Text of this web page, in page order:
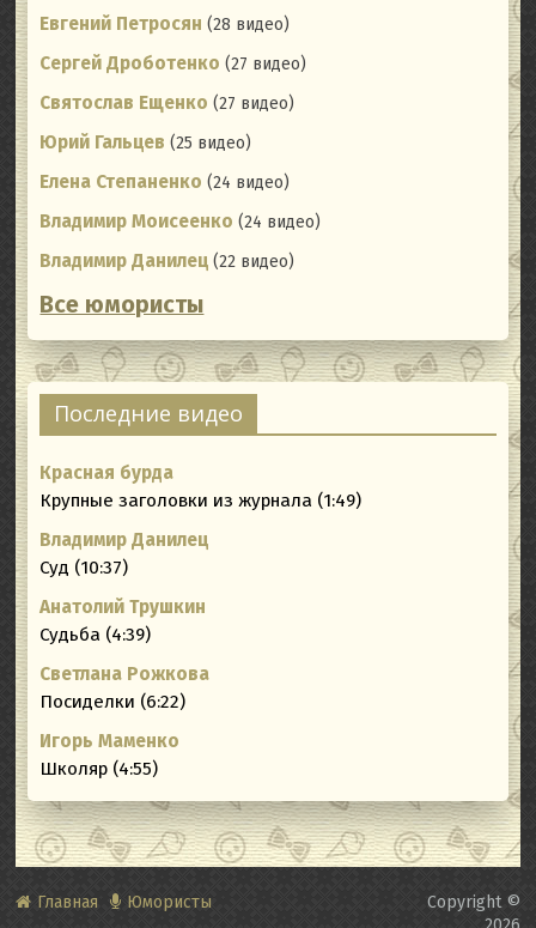
Евгений Петросян (28 видео)
Сергей Дроботенко (27 видео)
Святослав Ещенко (27 видео)
Юрий Гальцев (25 видео)
Елена Степаненко (24 видео)
Владимир Моисеенко (24 видео)
Владимир Данилец (22 видео)
Все юмористы
Последние видео
Красная бурда
Крупные заголовки из журнала (1:49)
Владимир Данилец
Суд (10:37)
Анатолий Трушкин
Судьба (4:39)
Светлана Рожкова
Посиделки (6:22)
Игорь Маменко
Школяр (4:55)
Главная Юмористы
Copyright ©